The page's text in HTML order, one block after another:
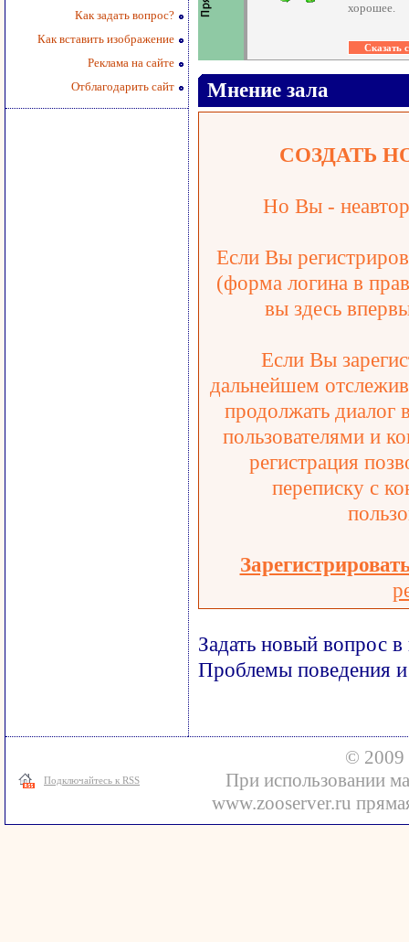
Как задать вопрос?
Как вставить изображение
Реклама на сайте
Отблагодарить сайт
хорошее.
Мнение зала
СОЗДАТЬ
Но Вы -
Если Вы
(форма логина в
вы здесь
Если Вы
дальнейшем
продолжать диалог
пользователями и
регистрация
переписку с
Задать новый вопрос
Проблемы поведения и
Подключайтесь к RSS
© 2009
При использовании
www.zooserver.ru